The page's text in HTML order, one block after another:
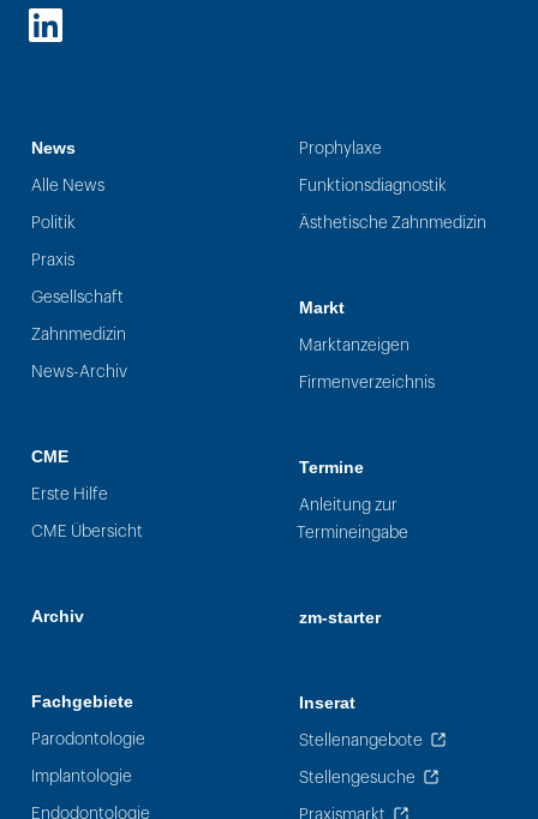
LinkedIn
News
Alle News
Politik
Praxis
Gesellschaft
Zahnmedizin
News-Archiv
CME
Erste Hilfe
CME Übersicht
Archiv
Fachgebiete
Parodontologie
Implantologie
Endodontologie
Prophylaxe
Funktionsdiagnostik
Ästhetische Zahnmedizin
Markt
Marktanzeigen
Firmenverzeichnis
Termine
Anleitung zur
Termineingabe
zm-starter
Inserat
Stellenangebote
Stellengesuche
Praxismarkt